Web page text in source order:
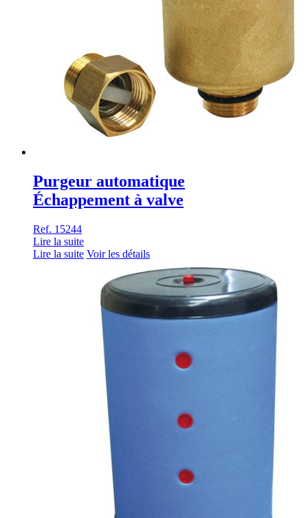
Purgeur automatique
Échappement à valve
Ref. 15244
Lire la suite
Lire la suite Voir les détails